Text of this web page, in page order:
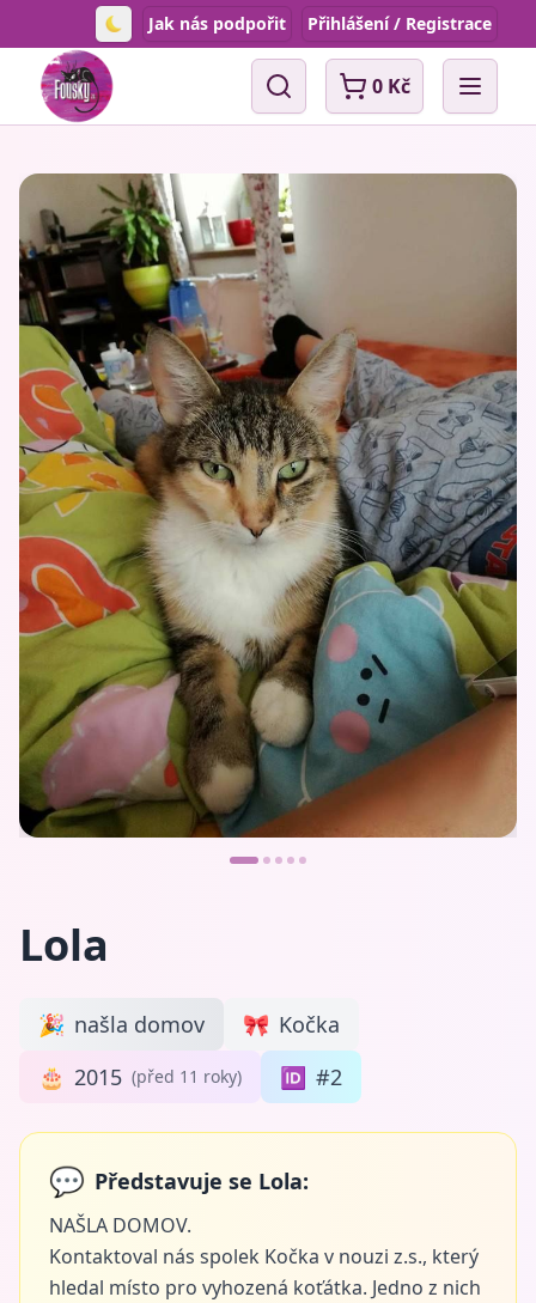
Toggle theme
Jak nás podpořit Přihlášení / Registrace
Vyhledávání0 Kč Open
Lola
🎉 našla domov 🎀 Kočka
🎂 2015 (před 11 roky) 🆔 #2
💬 Představuje se Lola:
NAŠLA DOMOV.
Kontaktoval nás spolek Kočka v nouzi z.s., který
hledal místo pro vyhozená koťátka. Jedno z nich